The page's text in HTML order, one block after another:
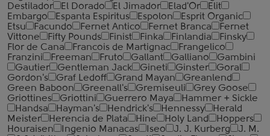
Destilador
El Dorado El Jimador Elad'Or
Elit
Embargo
Espanta Espiritus Espolon
Esprit Organic
Etsu
Facundo Fernet Antico Fernet Branca
Fernet
Vittone
Fifty Pounds Finist Finka Finlandia
Finsky
Flor de Cana
Francois de Martignac
Frangelico
Franzini
Freeman Fruto Gallant Galliano
Gambini
Gautier
Gentleman Jack Gineti Ginster
Goral
Gordon's
Graf Ledoff Grand Mayan
Greanlend
Green Baboon
Greenall's Gremiseuli
Grey Goose
Griottines
Griottini Guerrero Maya
Hammer + Sickle
Handsa
Hayman's Hendrick's Hennessy
Herald
Meister
Herencia de Plata Hine Holy Land
Hoppers
Houraisen
Ingenio Manacas Iseo J. J. Kurberg
J. M.